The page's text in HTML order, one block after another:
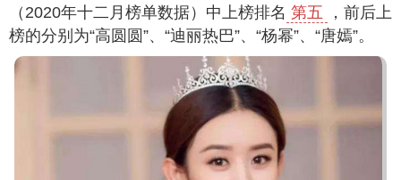
（2020年十二月榜单数据）中上榜排名 第五
，前后上
榜的分别为“高圆圆”、“迪丽热巴”、“杨幂”、“唐嫣”。